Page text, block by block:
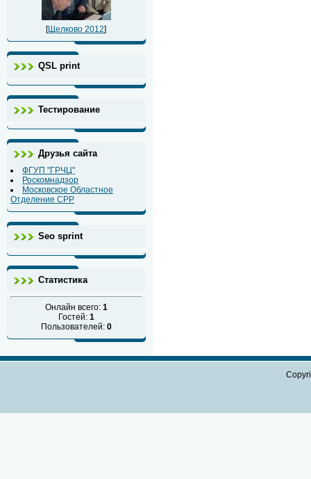
[Щелково 2012]
QSL print
Тестирование
Друзья сайта
ФГУП "ГРЧЦ"
Роскомнадзор
Московское Областное
Отделение СРР
Seo sprint
Статистика
Онлайн всего: 1
Гостей: 1
Пользователей: 0